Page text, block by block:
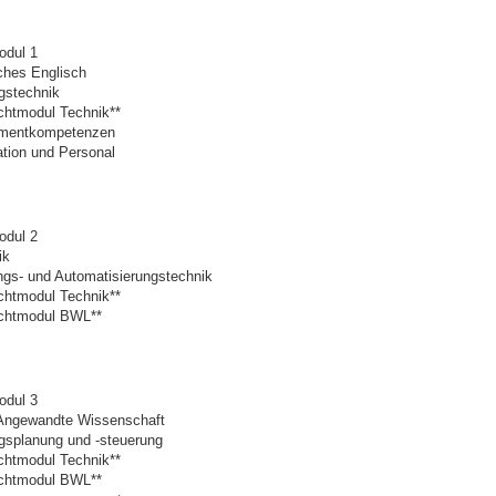
1
Englisch
Technik**
und Personal
2
und Automatisierungstechnik
Technik**
BWL**
3
Wissenschaft
und -steuerung
Technik**
BWL**